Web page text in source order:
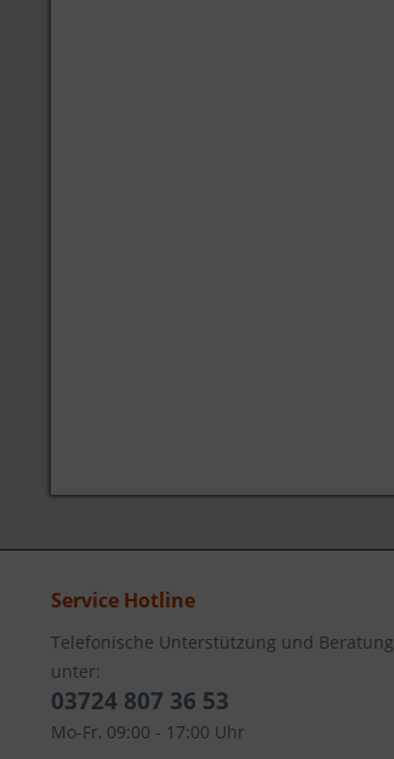
Service Hotline
Telefonische Unterstützung und Beratung
unter:
03724 807 36 53
Mo-Fr, 09:00 - 17:00 Uhr